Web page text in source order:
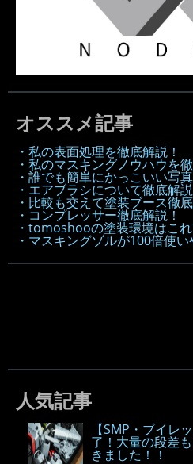
オススメ記事
・私の表面処理を徹底解説！
・私のマスキングノウハウを
・誰でも簡単にかっこいい写
・エアブラシについて徹底解説
・比較も交えて塗装ブース徹
・コンプレッサー徹底解説！
・tomoshooの塗装環境はこれ
・マスキングゾルが100倍使い
人気記事
【SMP・ブイレ
了！大量の段差
きました！！